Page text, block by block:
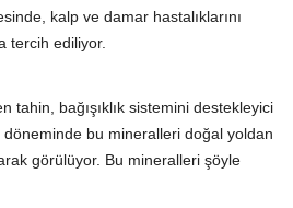
kalp ve damar hastalıklarını
tercih ediliyor.
tahin, bağışıklık sistemini destekleyici
bu mineralleri doğal yoldan
görülüyor. Bu mineralleri şöyle